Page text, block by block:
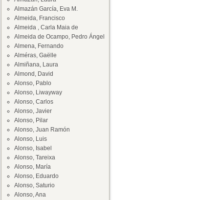
Almazán García, Eva M.
Almeida, Francisco
Almeida , Carla Maia de
Almeida de Ocampo, Pedro Ángel
Almena, Fernando
Alméras, Gaëlle
Almiñana, Laura
Almond, David
Alonso, Pablo
Alonso, Liwayway
Alonso, Carlos
Alonso, Javier
Alonso, Pilar
Alonso, Juan Ramón
Alonso, Luis
Alonso, Isabel
Alonso, Tareixa
Alonso, María
Alonso, Eduardo
Alonso, Saturio
Alonso, Ana